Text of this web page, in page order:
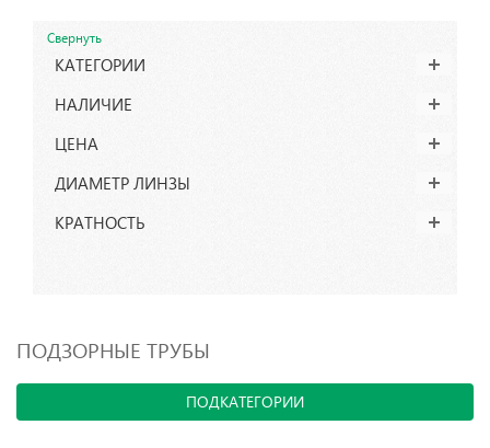
Свернуть
КАТЕГОРИИ
НАЛИЧИЕ
ЦЕНА
ДИАМЕТР ЛИНЗЫ
КРАТНОСТЬ
ПОДЗОРНЫЕ ТРУБЫ
ПОДКАТЕГОРИИ